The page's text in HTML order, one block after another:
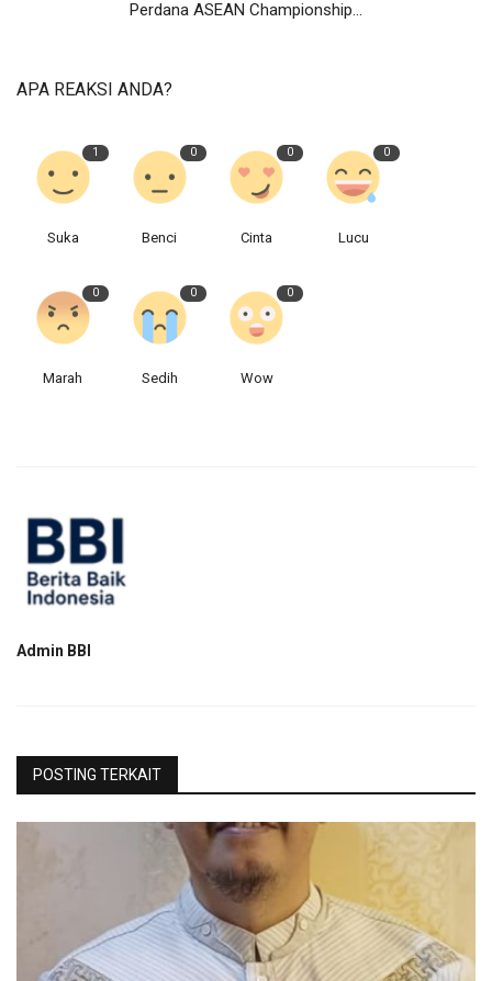
Perdana ASEAN Championship...
APA REAKSI ANDA?
1
Suka
0
Benci
0
Cinta
0
Lucu
0
Marah
0
Sedih
0
Wow
Admin BBI
POSTING TERKAIT